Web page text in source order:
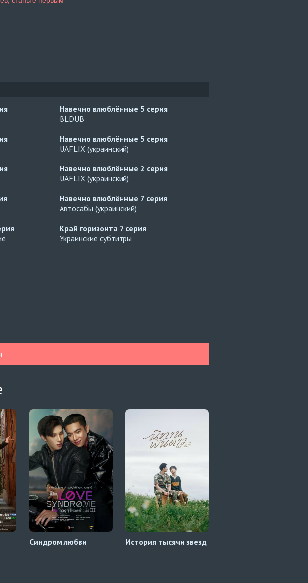
Навечно влюблённые 5 серия
BLDUB
Навечно влюблённые 5 серия
UAFLIX (украинский)
Навечно влюблённые 2 серия
UAFLIX (украинский)
Навечно влюблённые 7 серия
Автосабы (украинский)
Край горизонта 7 серия
Украинские субтитры
Синдром любви История тысячи звезд